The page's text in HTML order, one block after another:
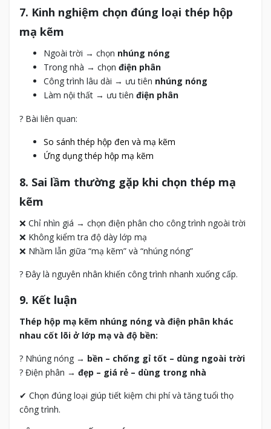
7. Kinh nghiệm chọn đúng loại thép hộp
mạ kẽm
Ngoài trời → chọn nhúng nóng
Trong nhà → chọn điện phân
Công trình lâu dài → ưu tiên nhúng nóng
Làm nội thất → ưu tiên điện phân
? Bài liên quan:
So sánh thép hộp đen và mạ kẽm
Ứng dụng thép hộp mạ kẽm
8. Sai lầm thường gặp khi chọn thép mạ
kẽm
❌ Chỉ nhìn giá → chọn điện phân cho công trình ngoài trời
❌ Không kiểm tra độ dày lớp mạ
❌ Nhầm lẫn giữa “mạ kẽm” và “nhúng nóng”
? Đây là nguyên nhân khiến công trình nhanh xuống cấp.
9. Kết luận
Thép hộp mạ kẽm nhúng nóng và điện phân khác
nhau cốt lõi ở lớp mạ và độ bền:
? Nhúng nóng → bền – chống gỉ tốt – dùng ngoài trời
? Điện phân → đẹp – giá rẻ – dùng trong nhà
✔ Chọn đúng loại giúp tiết kiệm chi phí và tăng tuổi thọ
công trình.